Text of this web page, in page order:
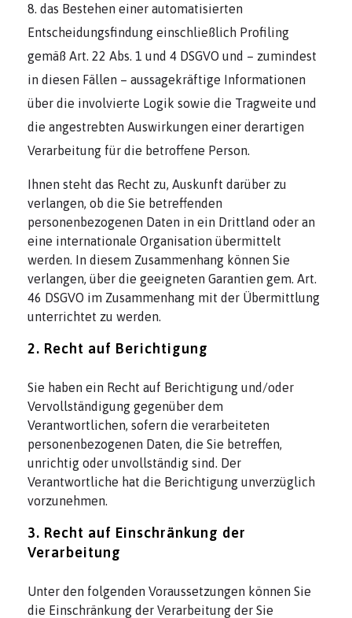
das Bestehen einer automatisierten
Entscheidungsfindung einschließlich Profiling
gemäß Art. 22 Abs. 1 und 4 DSGVO und – zumindest
in diesen Fällen – aussagekräftige Informationen
über die involvierte Logik sowie die Tragweite und
die angestrebten Auswirkungen einer derartigen
Verarbeitung für die betroffene Person.
Ihnen steht das Recht zu, Auskunft darüber zu
verlangen, ob die Sie betreffenden
personenbezogenen Daten in ein Drittland oder an
eine internationale Organisation übermittelt
werden. In diesem Zusammenhang können Sie
verlangen, über die geeigneten Garantien gem. Art.
46 DSGVO im Zusammenhang mit der Übermittlung
unterrichtet zu werden.
2. Recht auf Berichtigung
Sie haben ein Recht auf Berichtigung und/oder
Vervollständigung gegenüber dem
Verantwortlichen, sofern die verarbeiteten
personenbezogenen Daten, die Sie betreffen,
unrichtig oder unvollständig sind. Der
Verantwortliche hat die Berichtigung unverzüglich
vorzunehmen.
3. Recht auf Einschränkung der
Verarbeitung
Unter den folgenden Voraussetzungen können Sie
die Einschränkung der Verarbeitung der Sie